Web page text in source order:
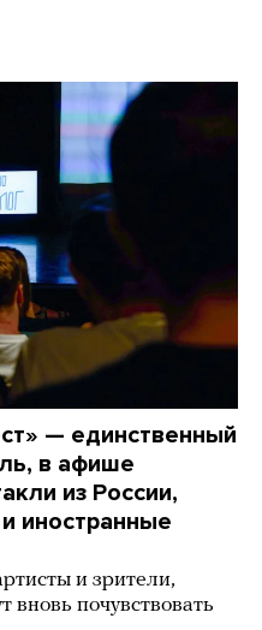
— единственный
в афише
из России,
иностранные
и зрители,
вновь почувствовать